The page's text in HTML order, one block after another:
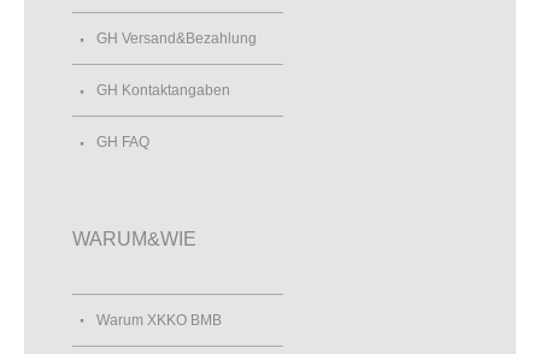
GH Versand&Bezahlung
GH Kontaktangaben
GH FAQ
WARUM&WIE
Warum XKKO BMB